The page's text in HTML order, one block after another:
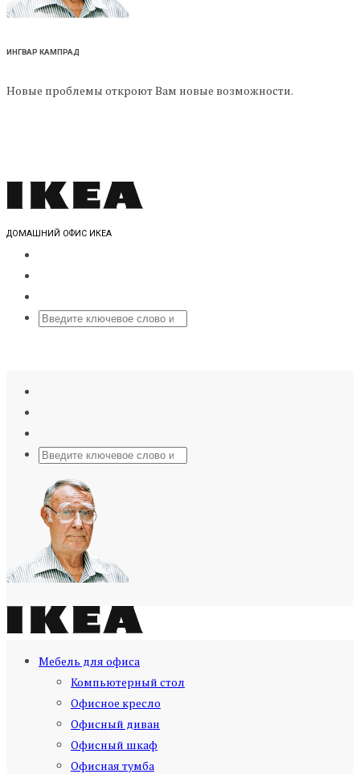
ИНГВАР КАМПРАД
Новые проблемы откроют Вам новые возможности.
ДОМАШНИЙ ОФИС ИКЕА
Мебель для офиса
Компьютерный стол
Офисное кресло
Офисный диван
Офисный шкаф
Офисная тумба